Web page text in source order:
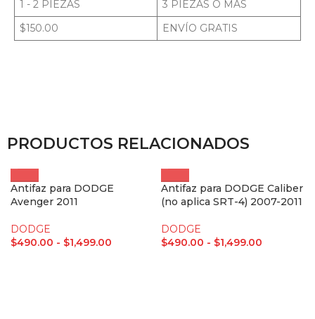
1 - 2 PIEZAS
3 PIEZAS O MÁS
$150.00
ENVÍO GRATIS
PRODUCTOS RELACIONADOS
Antifaz para DODGE
Avenger 2011
DODGE
$490.00 - $1,499.00
Antifaz para DODGE Caliber
(no aplica SRT-4) 2007-2011
DODGE
$490.00 - $1,499.00